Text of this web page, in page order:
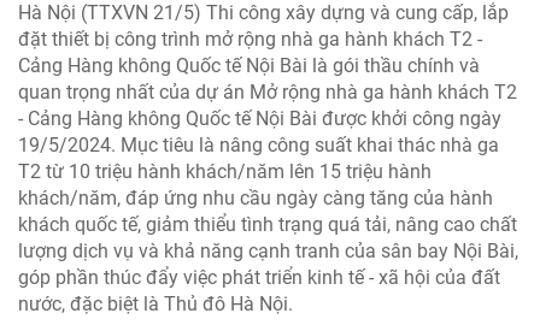
Hà Nội (TTXVN 21/5) Thi công xây dựng và cung cấp, lắp
đặt thiết bị công trình mở rộng nhà ga hành khách T2 -
Cảng Hàng không Quốc tế Nội Bài là gói thầu chính và
quan trọng nhất của dự án Mở rộng nhà ga hành khách T2
- Cảng Hàng không Quốc tế Nội Bài được khởi công ngày
19/5/2024. Mục tiêu là nâng công suất khai thác nhà ga
T2 từ 10 triệu hành khách/năm lên 15 triệu hành
khách/năm, đáp ứng nhu cầu ngày càng tăng của hành
khách quốc tế, giảm thiểu tình trạng quá tải, nâng cao chất
lượng dịch vụ và khả năng cạnh tranh của sân bay Nội Bài,
góp phần thúc đẩy việc phát triển kinh tế - xã hội của đất
nước, đặc biệt là Thủ đô Hà Nội.